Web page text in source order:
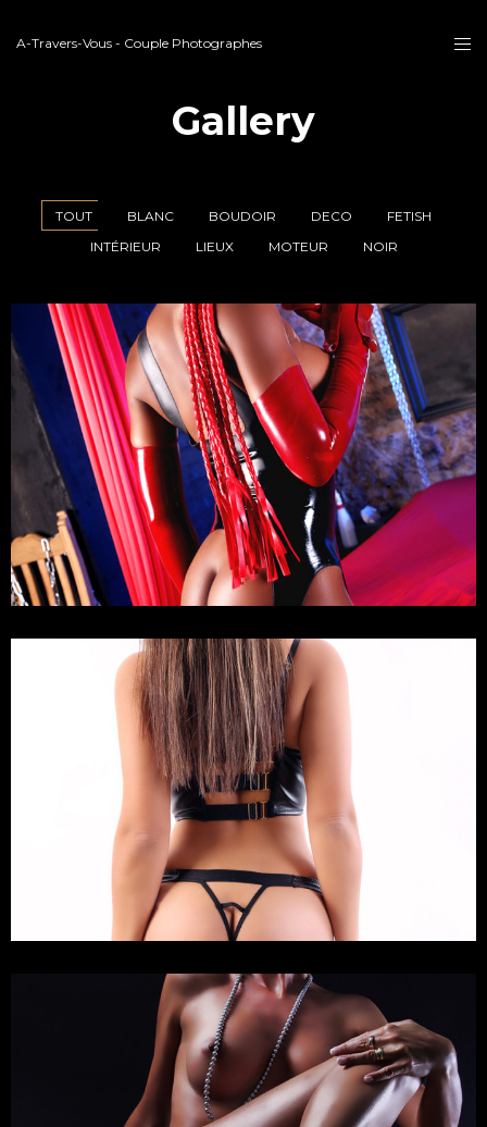
A-Travers-Vous - Couple Photographes
Gallery
TOUT BLANC BOUDOIR DECO
FETISH
INTÉRIEUR
LIEUX MOTEUR NOIR